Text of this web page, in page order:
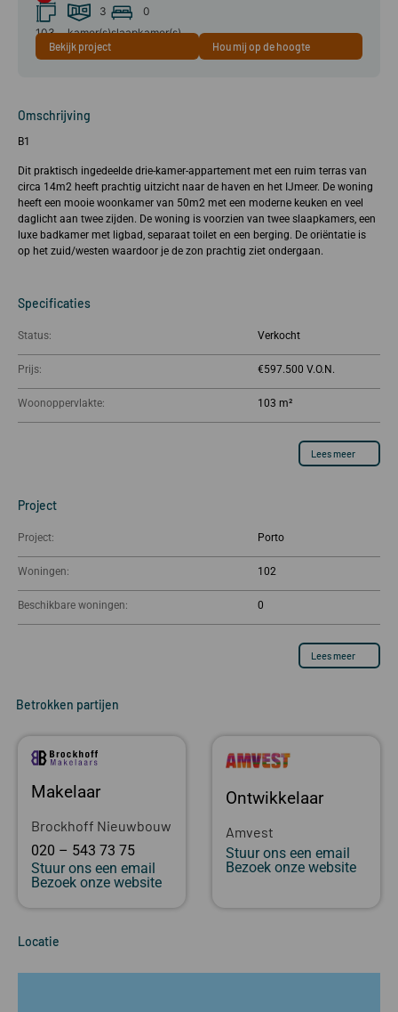
103
3
kamer(s)
0
slaapkamer(s)
Bekijk project Hou mij op de hoogte
Omschrijving
B1
Dit praktisch ingedeelde drie-kamer-appartement met een ruim terras van
circa 14m2 heeft prachtig uitzicht naar de haven en het IJmeer. De woning
heeft een mooie woonkamer van 50m2 met een moderne keuken en veel
daglicht aan twee zijden. De woning is voorzien van twee slaapkamers, een
luxe badkamer met ligbad, separaat toilet en een berging. De oriëntatie is
op het zuid/westen waardoor je de zon prachtig ziet ondergaan.
Specificaties
Status: Verkocht
Prijs: €597.500
Woonoppervlakte: 103 m²
Lees meer
Project
Project: Porto
Woningen: 102
Beschikbare woningen: 0
Lees meer
Betrokken partijen
Makelaar
Brockhoff Nieuwbouw
020 – 543 73 75
Stuur ons een email
Bezoek onze website
Ontwikkelaar
Amvest
Stuur ons een email
Bezoek onze website
Locatie